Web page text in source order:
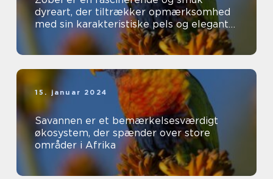
dyreart, der tiltrækker opmærksomhed
med sin karakteristiske pels og elegante
udseende
15. januar 2024
Savannen er et bemærkelsesværdigt
økosystem, der spænder over store
områder i Afrika